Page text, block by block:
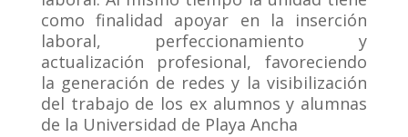
como finalidad apoyar en la inserción
laboral, perfeccionamiento y
actualización profesional, favoreciendo
la generación de redes y la visibilización
del trabajo de los ex alumnos y alumnas
de la Universidad de Playa Ancha